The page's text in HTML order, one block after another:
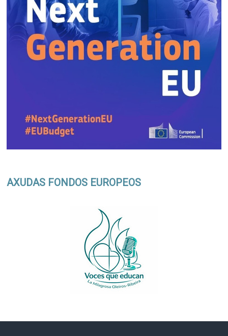
AXUDAS FONDOS EUROPEOS